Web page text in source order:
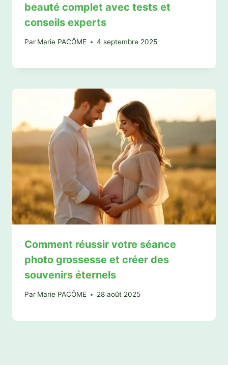
beauté complet avec tests et
conseils experts
Par Marie PACÔME 4 septembre 2025
Comment réussir votre séance
photo grossesse et créer des
souvenirs éternels
Par Marie PACÔME 28 août 2025